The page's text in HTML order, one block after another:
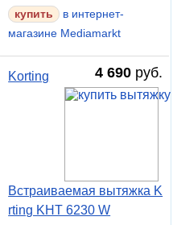
в интернет-
магазине Mediamarkt
4 690 руб.
Korting
Встраиваемая вытяжка K
rting KHT 6230 W